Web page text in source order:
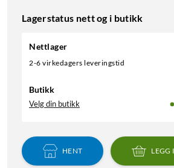
Lagerstatus nett og i butikk
Nettlager
2-6 virkedagers leveringstid
Butikk
Velg din butikk
HENT LEGG